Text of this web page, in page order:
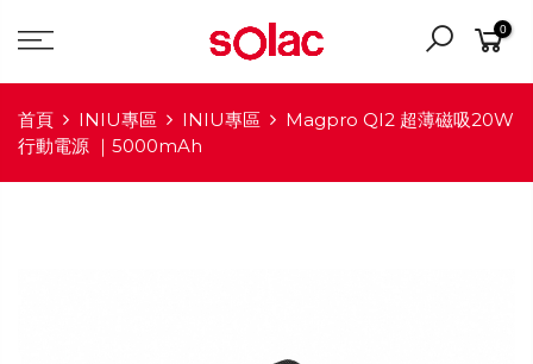
0
首頁 INIU專區 INIU專區
Magpro QI2 超薄磁吸20W
行動電源 ｜5000mAh